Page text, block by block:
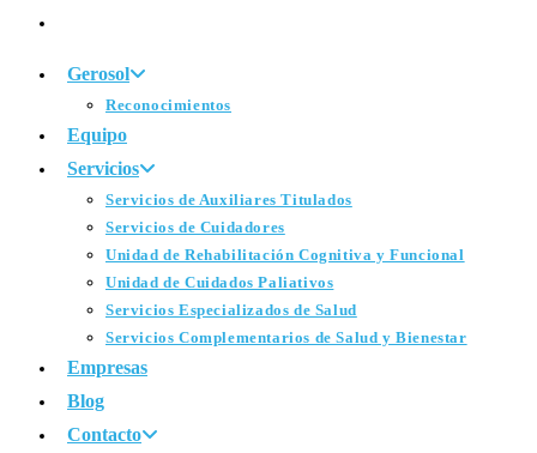
Gerosol
Reconocimientos
Equipo
Servicios
Servicios de Auxiliares Titulados
Servicios de Cuidadores
Unidad de Rehabilitación Cognitiva y Funcional
Unidad de Cuidados Paliativos
Servicios Especializados de Salud
Servicios Complementarios de Salud y Bienestar
Empresas
Blog
Contacto